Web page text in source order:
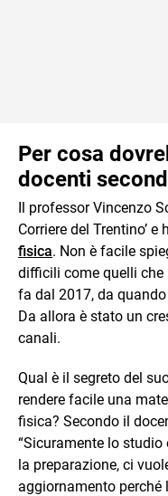
Per cosa
docenti
Il professor Vincenzo
Corriere del Trentino’
fisica. Non è facile
difficili come quelli
fa dal 2017, da
Da allora è stato un
canali.
Qual è il segreto del
rendere facile una
fisica? Secondo il
“Sicuramente lo
la preparazione, ci
aggiornamento